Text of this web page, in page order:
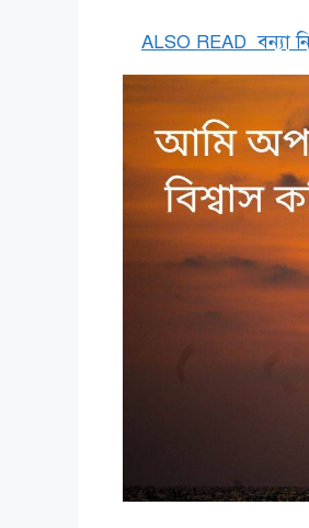
ALSO READ বন্যা